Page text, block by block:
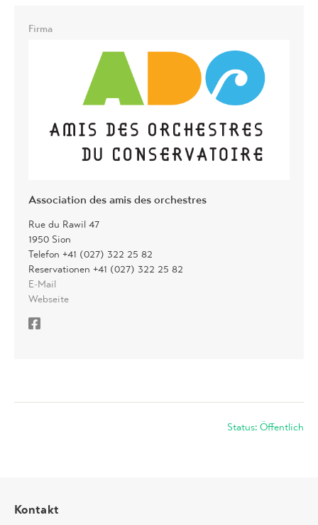
Firma
Association des amis des orchestres
Rue du Rawil 47
1950 Sion
Telefon +41 (027) 322 25 82
Reservationen +41 (027) 322 25 82
E-Mail
Webseite
Status: Öffentlich
Kontakt